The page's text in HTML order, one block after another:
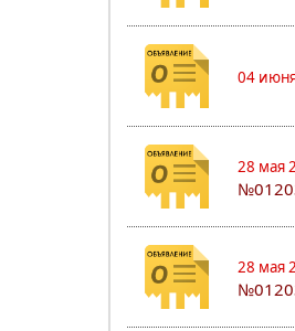
04
28 мая
28 мая